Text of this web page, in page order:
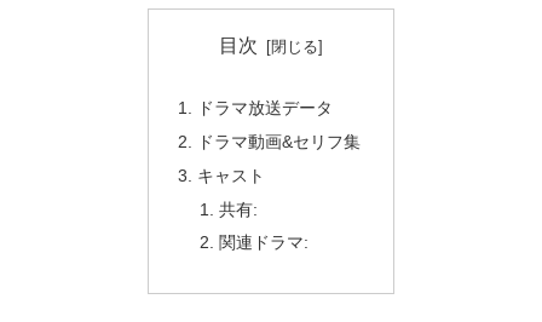
目次
ドラマ放送データ
ドラマ動画&セリフ集
キャスト
共有:
関連ドラマ: